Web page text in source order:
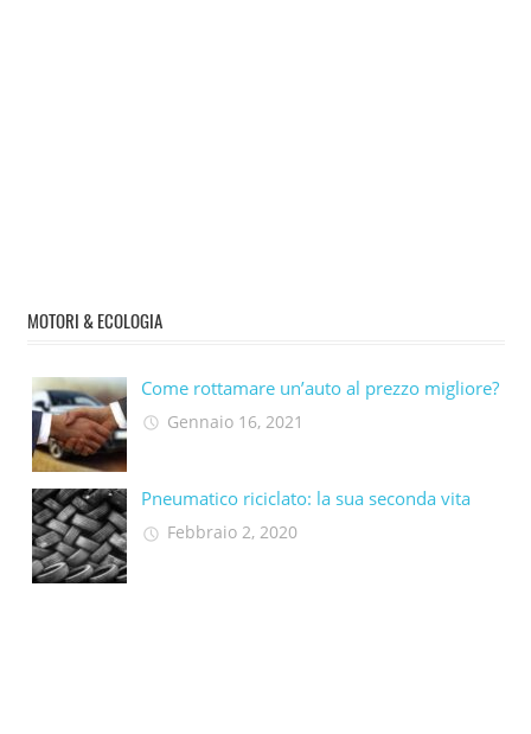
MOTORI & ECOLOGIA
Come rottamare un’auto al prezzo migliore?
Gennaio 16, 2021
Pneumatico riciclato: la sua seconda vita​
Febbraio 2, 2020